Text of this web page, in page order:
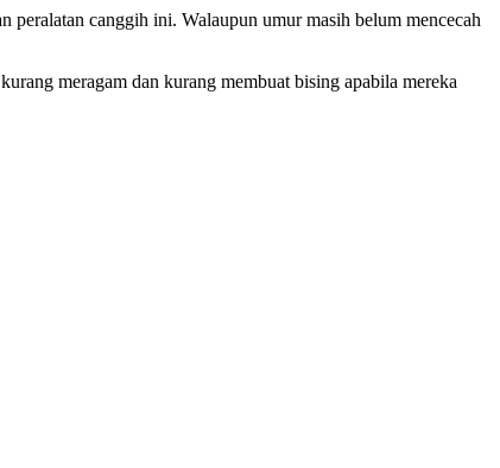
canggih ini. Walaupun umur masih belum mencecah
meragam dan kurang membuat bising apabila mereka